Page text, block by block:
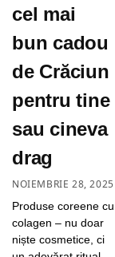
cel mai
bun cadou
de Crăciun
pentru tine
sau cineva
drag
NOIEMBRIE 28, 2025
Produse coreene cu
colagen – nu doar
niște cosmetice, ci